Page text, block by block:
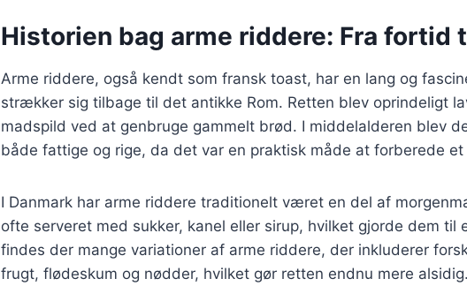
Historien bag arme riddere: Fra fortid
Arme riddere, også kendt som fransk toast, har en lang og
strækker sig tilbage til det antikke Rom. Retten blev oprindeligt
madspild ved at genbruge gammelt brød. I middelalderen blev
både fattige og rige, da det var en praktisk måde at forberede
I Danmark har arme riddere traditionelt været en del af
ofte serveret med sukker, kanel eller sirup, hvilket gjorde dem til
findes der mange variationer af arme riddere, der inkluderer
frugt, flødeskum og nødder, hvilket gør retten endnu mere alsidig.